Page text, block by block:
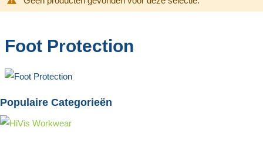
Foot Protection
Populaire Categorieën